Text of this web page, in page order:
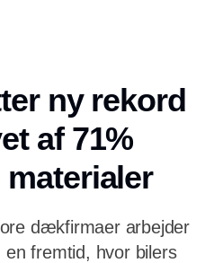
ny rekord
af 71%
dækfirmaer arbejder
fremtid, hvor bilers